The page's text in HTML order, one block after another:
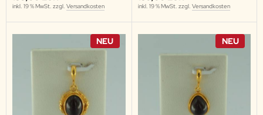
inkl. 19 % MwSt. zzgl. Versandkosten inkl. 19 % MwSt. zzgl. Versandkosten
NEU NEU